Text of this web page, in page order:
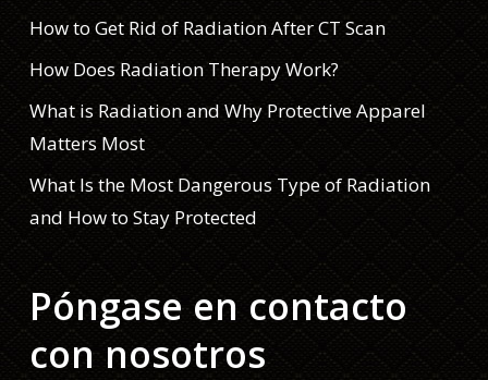
How to Get Rid of Radiation After CT Scan
How Does Radiation Therapy Work?
What is Radiation and Why Protective Apparel
Matters Most
What Is the Most Dangerous Type of Radiation
and How to Stay Protected
Póngase en contacto
con nosotros